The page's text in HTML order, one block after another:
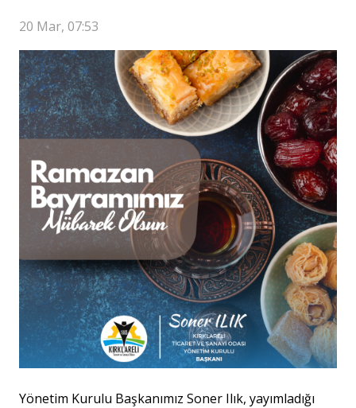
20 Mar, 07:53
Yönetim Kurulu Başkanımız Soner Ilık, yayımladığı